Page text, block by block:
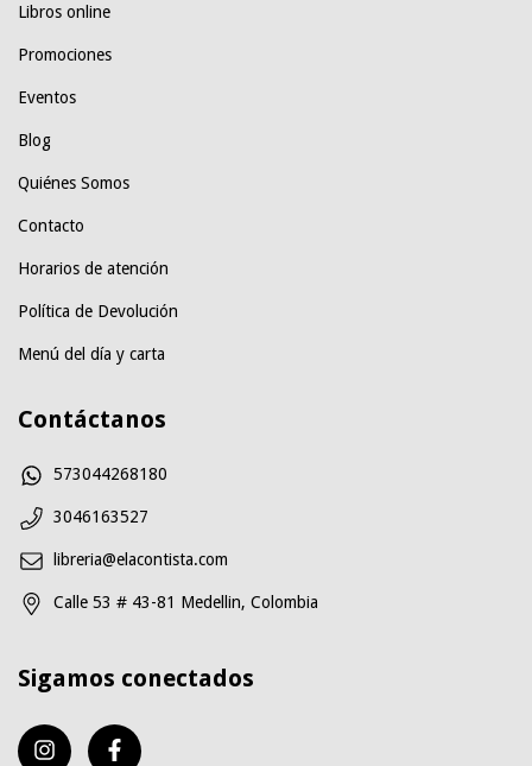
Libros online
Promociones
Eventos
Blog
Quiénes Somos
Contacto
Horarios de atención
Política de Devolución
Menú del día y carta
Contáctanos
573044268180
3046163527
libreria@elacontista.com
Calle 53 # 43-81 Medellin, Colombia
Sigamos conectados